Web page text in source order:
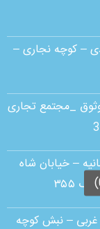
– کوچه نجاری –
وثوق _مجتمع تجاری
– خیابان شاه
۳۵۵
غربی – نبش کوچه